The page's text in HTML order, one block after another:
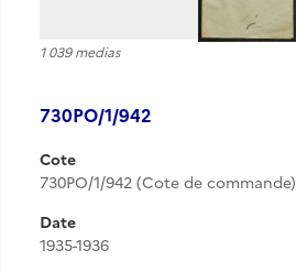
1 039 medias
730PO/1/942
Cote
730PO/1/942 (Cote de commande)
Date
1935-1936